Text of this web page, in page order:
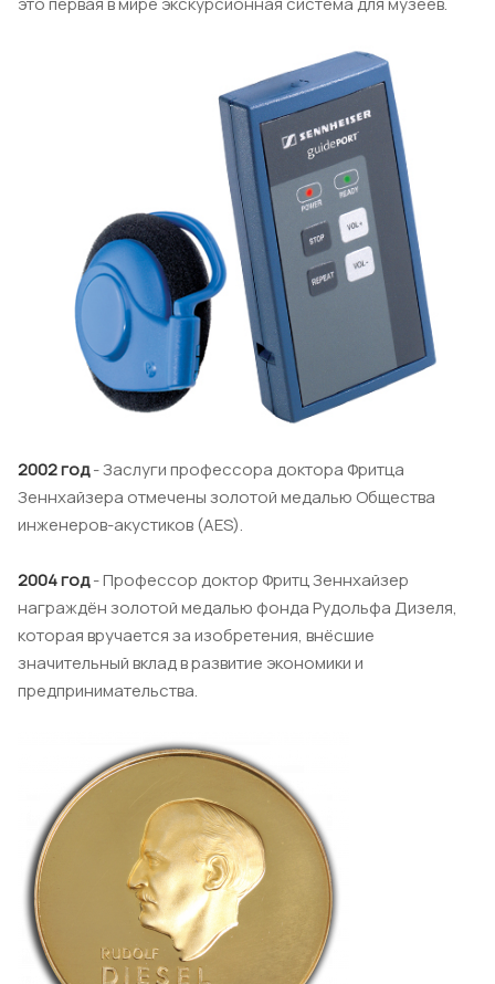
2002 год- Заслуги профессора доктора Фритца
Зеннхайзера отмечены золотой медалью Общества
инженеров-акустиков (AES).
2004 год- Профессор доктор Фритц Зеннхайзер
награждён золотой медалью фонда Рудольфа Дизеля,
которая вручается за изобретения, внёсшие
значительный вклад в развитие экономики и
предпринимательства.